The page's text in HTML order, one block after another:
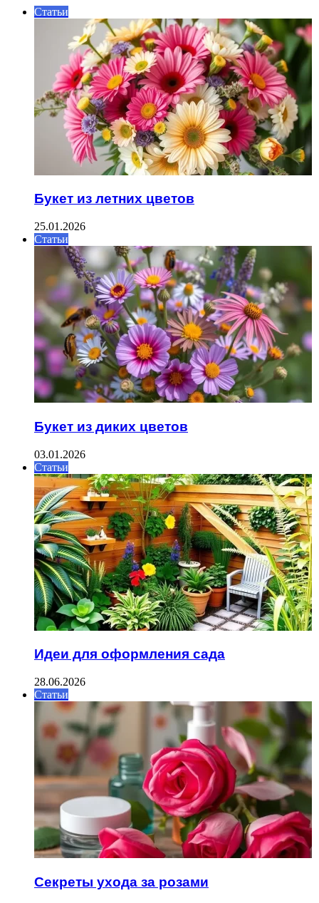
Статьи
Букет из летних цветов
25.01.2026
Статьи
Букет из диких цветов
03.01.2026
Статьи
Идеи для оформления сада
28.06.2026
Статьи
Секреты ухода за розами